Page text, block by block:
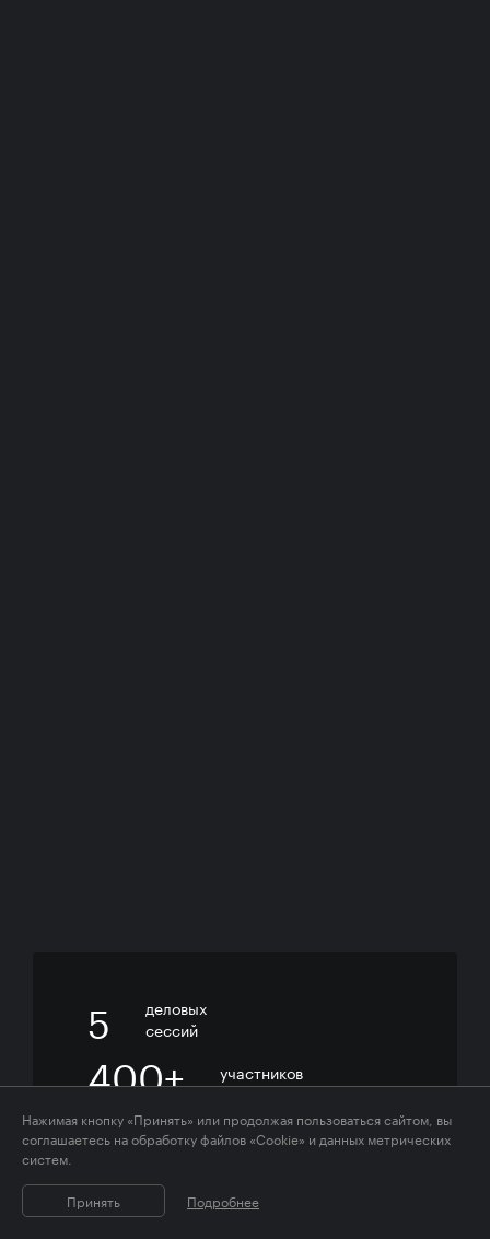
Нажимая кнопку «Принять» или продолжая пользоваться сайтом, вы
соглашаетесь на обработку файлов «Cookie» и данных метрических
систем.
Принять Подробнее
5
деловых
сессий
400+ участников
40+ топ-спикеров